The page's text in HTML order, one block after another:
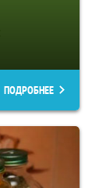
ПОДРОБНЕЕ